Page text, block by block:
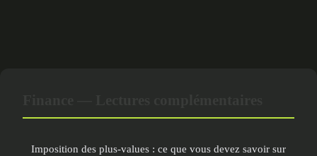
Imposition des plus-values : ce que vous devez savoir sur